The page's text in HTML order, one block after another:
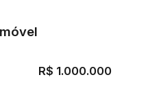
R$ 1.000.000